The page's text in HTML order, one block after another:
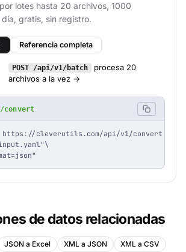
lotes hasta 20 archivos, 1000
gratis, sin registro.
Referencia completa
POST /api/v1/batch
procesa 20
archivos a la vez →
convert
https://cleverutils.com/api/v1/convert \
"\
de datos relacionadas
JSON a Excel XML a JSON XML a CSV